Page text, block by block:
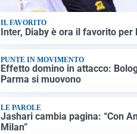
IL FAVORITO
Inter, Diaby è ora il favorito per
PUNTE IN MOVIMENTO
Effetto domino in attacco:
Parma si muovono
LE PAROLE
Jashari cambia pagina: “Con
Milan”